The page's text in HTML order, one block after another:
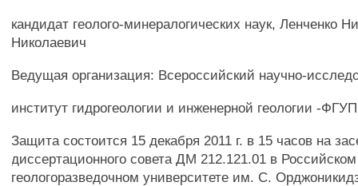
кандидат геолого-минералогических наук, Ленченко
Николаевич
Ведущая организация: Всероссийский научно-
институт гидрогеологии и инженерной геологии -
Защита состоится 15 декабря 2011 г. в 15 часов на
диссертационного совета ДМ 212.121.01 в
геологоразведочном университете им. С.